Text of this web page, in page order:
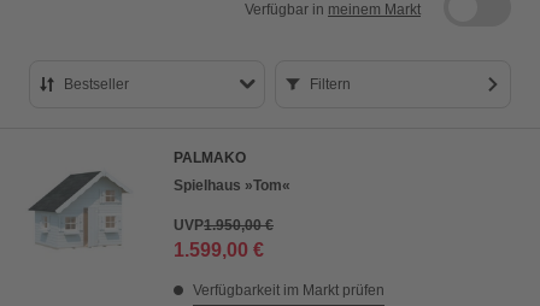
Verfügbar in meinem Markt
Bestseller
Preis aufsteigend
Preis absteigend
Filtern
PALMAKO
Spielhaus »Tom«
UVP1.950,00 €
1.599,00 €
Verfügbarkeit im Markt prüfen